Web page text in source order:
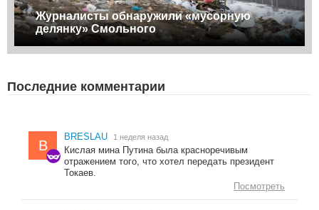
Журналисты обнаружили «мусорную
делянку» Смольного
Последние комментарии
B
BRESLAU 1 неделя назад
Кислая мина Путина была красноречивым
отражением того, что хотел передать президент
Токаев.
Посмотреть